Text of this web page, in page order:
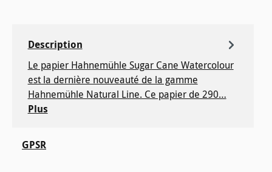
Description
Le papier Hahnemühle Sugar Cane Watercolour
est la dernière nouveauté de la gamme
Hahnemühle Natural Line. Ce papier de 290…
Plus
GPSR